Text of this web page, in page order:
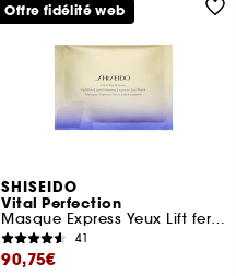
SHISEIDO
Vital Perfection
Masque Express Yeux Lift fermeté
41
90,75€
Offre fidélité web